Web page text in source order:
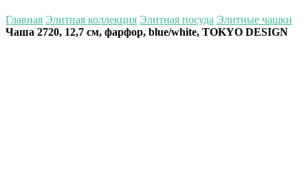
Главная Элитная коллекция Элитная посуда Элитные чашки
Чаша 2720, 12,7 см, фарфор, blue/white, TOKYO DESIGN